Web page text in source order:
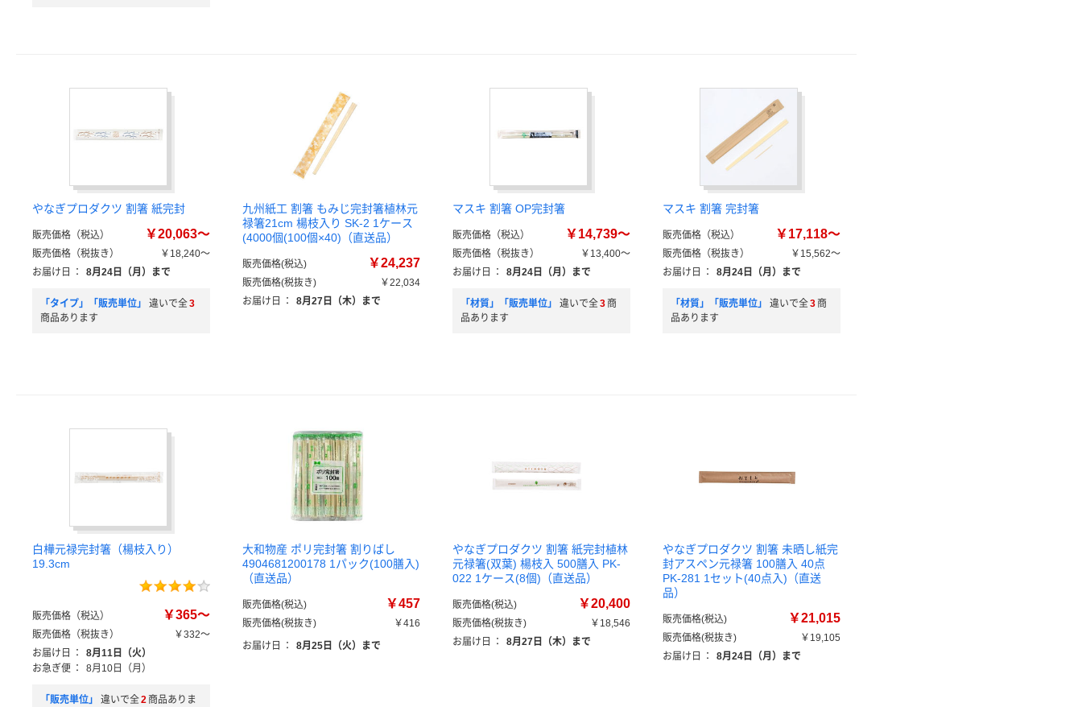
やなぎプロダクツ 割箸 紙完封
販売価格（税込） ￥20,063～
販売価格（税抜き）
￥18,240～
お届け日
： 8月24日（月）まで
「タイプ」「販売単位」 違いで全3
商品あります
九州紙工 割箸 もみじ完封箸植林元
禄箸21cm 楊枝入り SK-2 1ケース
(4000個(100個×40)（直送品）
販売価格(税込) ￥24,237
販売価格(税抜き)
￥22,034
お届け日
： 8月27日（木）まで
マスキ 割箸 OP完封箸
販売価格（税込） ￥14,739～
販売価格（税抜き）
￥13,400～
お届け日
： 8月24日（月）まで
「材質」「販売単位」 違いで全3 商
品あります
マスキ 割箸 完封箸
販売価格（税込） ￥17,118～
販売価格（税抜き）
￥15,562～
お届け日
： 8月24日（月）まで
「材質」「販売単位」 違いで全3 商
品あります
白樺元禄完封箸（楊枝入り）
19.3cm
販売価格（税込） ￥365～
販売価格（税抜き）
￥332～
お届け日
：
8月11日（火）
お急ぎ便 ： 8月10日（月）
「販売単位」 違いで全2 商品ありま
大和物産 ポリ完封箸 割りばし
4904681200178 1パック(100膳入)
（直送品）
販売価格(税込) ￥457
販売価格(税抜き)
￥416
お届け日
： 8月25日（火）まで
やなぎプロダクツ 割箸 紙完封植林
元禄箸(双葉) 楊枝入 500膳入 PK-
022 1ケース(8個)（直送品）
販売価格(税込) ￥20,400
販売価格(税抜き)
￥18,546
お届け日
： 8月27日（木）まで
やなぎプロダクツ 割箸 未晒し紙完
封アスペン元禄箸 100膳入 40点
PK-281 1セット(40点入)（直送
品）
販売価格(税込) ￥21,015
販売価格(税抜き)
￥19,105
お届け日
： 8月24日（月）まで